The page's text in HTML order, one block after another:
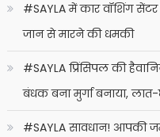
#SAYLA में कार वॉशिंग
जान से मारने की धमकी
#SAYLA प्रिंसिपल की
बंधक बना मुर्गा बनाया,
#SAYLA सावधान! आपकी